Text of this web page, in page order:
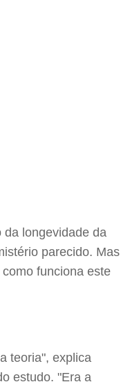
da longevidade da
parecido. Mas
funciona este
teoria", explica
estudo. "Era a